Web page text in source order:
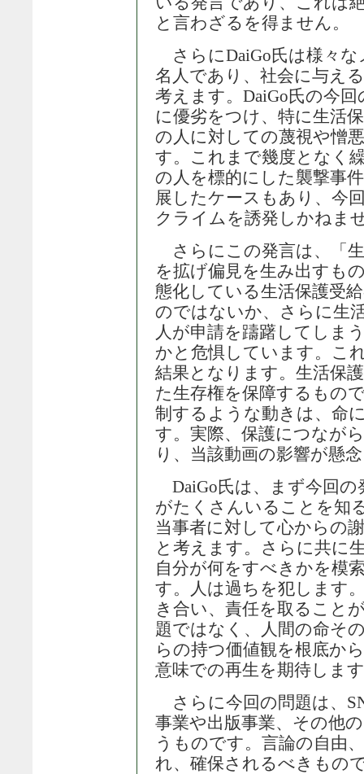
と言わざるを得ません。
さらにDaiGo氏は様々
名人であり、社会に与え
考えます。DaiGo氏の今
に優劣をつけ、特に生活
の人に対しての蔑視や憎
す。これまで幾度となく
の人を標的にした襲撃事
展したケースもあり、今
クライムを誘発しかねま
さらにこの発言は、「
を拡げ偏見を生み出すも
態化している生活保護受
のではないか、さらに生
人が申請を躊躇してしま
かと危惧しています。こ
結果となります。生活保
た生存権を保障するもの
制するような動きは、命
す。実際、保護につなが
り、当該動画の影響が懸
DaiGo氏は、まず今回の
がたくさんいることを知
当事者に対して心からの
と考えます。さらに共に
自分が何をすべきかを模
す。人は過ちを犯します
き合い、責任を取ること
題ではなく、人間の命そ
らの持つ価値観を根底か
意味での再生を期待しま
さらに今回の問題は、
事業や出版事業、その他
うものです。言論の自由
れ、確保されるべきもの